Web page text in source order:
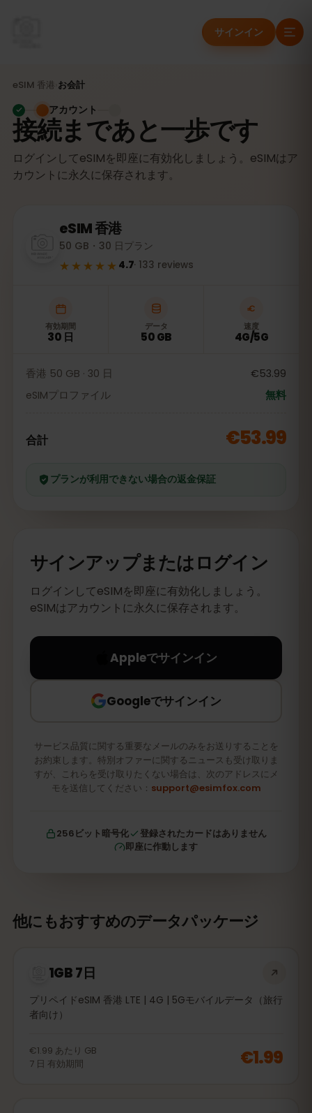
サインイン
eSIM 香港 お会計
接続まであと一歩です
ログインしてeSIMを即座に有効化しましょう。eSIMはア
カウントに永久に保存されます。
アカウント
eSIM香港
50 GB・30 日プラン
★★★★★ 4.7· 133 reviews
有効期間
30 日
データ
50 GB
速度
4G/5G
香港 50 GB · 30 日
€53.99
eSIMプロファイル
無料
合計 €53.99
プランが利用できない場合の返金保証
サインアップまたはログイン
ログインしてeSIMを即座に有効化しましょう。
eSIMはアカウントに永久に保存されます。
Appleでサインイン
Googleでサインイン
サービス品質に関する重要なメールのみをお送りすることを
お約束します。特別オファーに関するニュースも受け取りま
すが、これらを受け取りたくない場合は、次のアドレスにメ
モを送信してください： support@esimfox.com
256ビット暗号化
登録されたカードはありません
即座に作動します
他にもおすすめのデータパッケージ
1GB 7日
プリペイドeSIM 香港 LTE | 4G | 5Gモバイルデータ（旅行
者向け）
€1.99 あたり GB
7 日 有効期間 €1.99